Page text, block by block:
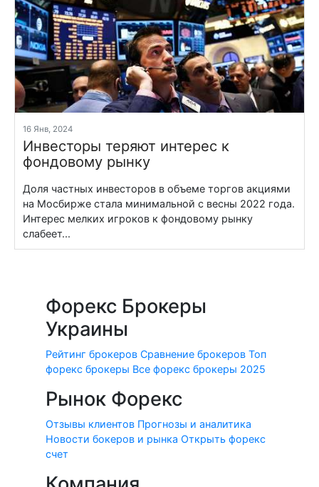
16 Янв, 2024
Инвесторы теряют интерес к
фондовому рынку
Доля частных инвесторов в объеме торгов акциями
на Мосбирже стала минимальной с весны 2022 года.
Интерес мелких игроков к фондовому рынку
слабеет...
Форекс Брокеры
Украины
Рейтинг брокеров Сравнение брокеров Топ
форекс брокеры Все форекс брокеры 2025
Рынок Форекс
Отзывы клиентов Прогнозы и аналитика
Новости бокеров и рынка Открыть форекс
счет